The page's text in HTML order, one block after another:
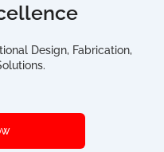
Design, Fabrication,